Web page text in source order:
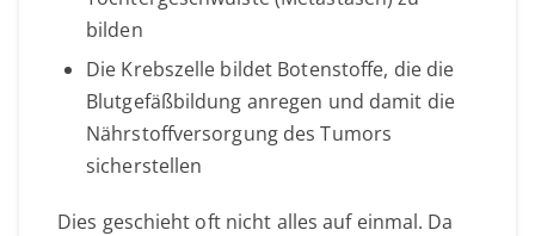
bilden
Die Krebszelle bildet Botenstoffe, die die
Blutgefäßbildung anregen und damit die
Nährstoffversorgung des Tumors
sicherstellen
Dies geschieht oft nicht alles auf einmal. Da